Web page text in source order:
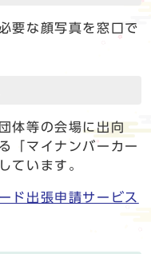
要な顔写真を窓口で
体等の会場に出向
「マイナンバーカー
ています。
ド出張申請サービス